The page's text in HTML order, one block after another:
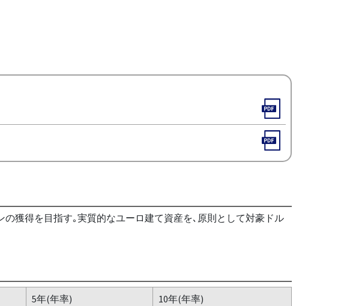
獲得を目指す｡実質的なユーロ建て資産を､原則として対豪ドル
5年(年率)
10年(年率)